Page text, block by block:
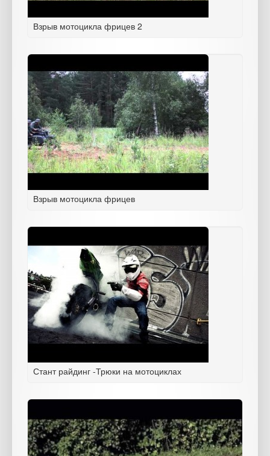
Взрыв мотоцикла фрицев 2
Взрыв мотоцикла фрицев
Стант райдинг -Трюки на мотоциклах